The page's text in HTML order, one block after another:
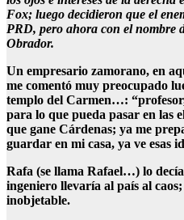
Fox; luego decidieron que el
PRD, pero ahora con el nombre
Obrador.
Un empresario zamorano, en
me comentó muy preocupado
templo del Carmen…:
para lo que pueda pasar en las
que gane Cárdenas; ya me
guardar en mi casa, ya ve esas
Rafa (se llama Rafael…) lo
ingeniero llevaría al país al
inobjetable.